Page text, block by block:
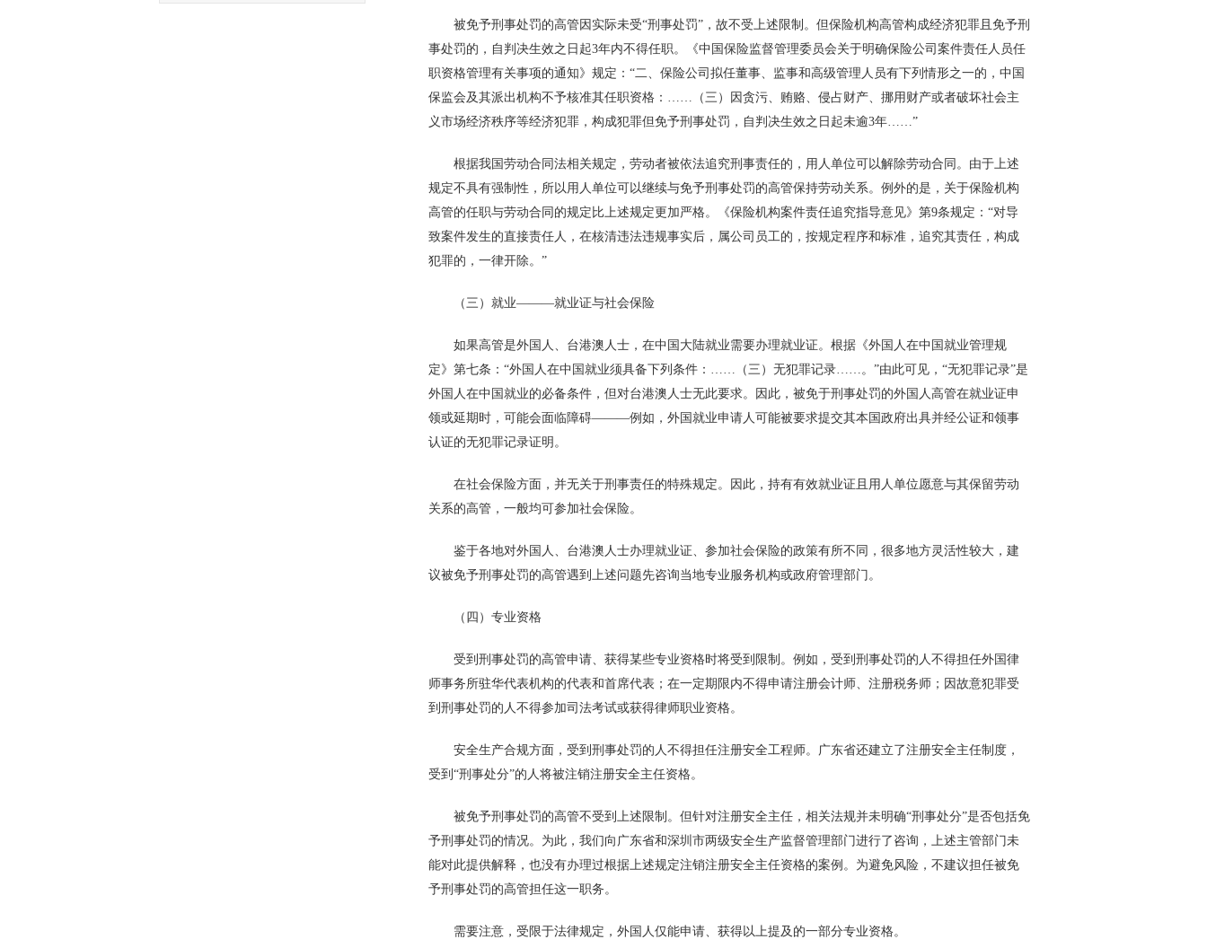
被免予刑事处罚的高管因实际未受“刑事处罚”，故不受上述限制。但保险机构高管构成经济犯罪且免予刑
事处罚的，自判决生效之日起3年内不得任职。《中国保险监督管理委员会关于明确保险公司案件责任人员任
职资格管理有关事项的通知》规定：“二、保险公司拟任董事、监事和高级管理人员有下列情形之一的，中国
保监会及其派出机构不予核准其任职资格：……（三）因贪污、贿赂、侵占财产、挪用财产或者破坏社会主
义市场经济秩序等经济犯罪，构成犯罪但免予刑事处罚，自判决生效之日起未逾3年……”
根据我国劳动合同法相关规定，劳动者被依法追究刑事责任的，用人单位可以解除劳动合同。由于上述
规定不具有强制性，所以用人单位可以继续与免予刑事处罚的高管保持劳动关系。例外的是，关于保险机构
高管的任职与劳动合同的规定比上述规定更加严格。《保险机构案件责任追究指导意见》第9条规定：“对导
致案件发生的直接责任人，在核清违法违规事实后，属公司员工的，按规定程序和标准，追究其责任，构成
犯罪的，一律开除。”
（三）就业———就业证与社会保险
如果高管是外国人、台港澳人士，在中国大陆就业需要办理就业证。根据《外国人在中国就业管理规
定》第七条：“外国人在中国就业须具备下列条件：……（三）无犯罪记录……。”由此可见，“无犯罪记录”是
外国人在中国就业的必备条件，但对台港澳人士无此要求。因此，被免于刑事处罚的外国人高管在就业证申
领或延期时，可能会面临障碍———例如，外国就业申请人可能被要求提交其本国政府出具并经公证和领事
认证的无犯罪记录证明。
在社会保险方面，并无关于刑事责任的特殊规定。因此，持有有效就业证且用人单位愿意与其保留劳动
关系的高管，一般均可参加社会保险。
鉴于各地对外国人、台港澳人士办理就业证、参加社会保险的政策有所不同，很多地方灵活性较大，建
议被免予刑事处罚的高管遇到上述问题先咨询当地专业服务机构或政府管理部门。
（四）专业资格
受到刑事处罚的高管申请、获得某些专业资格时将受到限制。例如，受到刑事处罚的人不得担任外国律
师事务所驻华代表机构的代表和首席代表；在一定期限内不得申请注册会计师、注册税务师；因故意犯罪受
到刑事处罚的人不得参加司法考试或获得律师职业资格。
安全生产合规方面，受到刑事处罚的人不得担任注册安全工程师。广东省还建立了注册安全主任制度，
受到“刑事处分”的人将被注销注册安全主任资格。
被免予刑事处罚的高管不受到上述限制。但针对注册安全主任，相关法规并未明确“刑事处分”是否包括免
予刑事处罚的情况。为此，我们向广东省和深圳市两级安全生产监督管理部门进行了咨询，上述主管部门未
能对此提供解释，也没有办理过根据上述规定注销注册安全主任资格的案例。为避免风险，不建议担任被免
予刑事处罚的高管担任这一职务。
需要注意，受限于法律规定，外国人仅能申请、获得以上提及的一部分专业资格。